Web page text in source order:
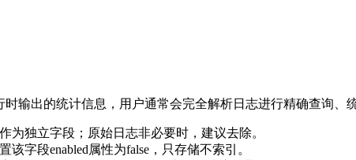
输出的统计信息，用户通常会完全解析日志进行精确查询
为独立字段；原始日志非必要时，建议去除。
字段enabled属性为false，只存储不索引。